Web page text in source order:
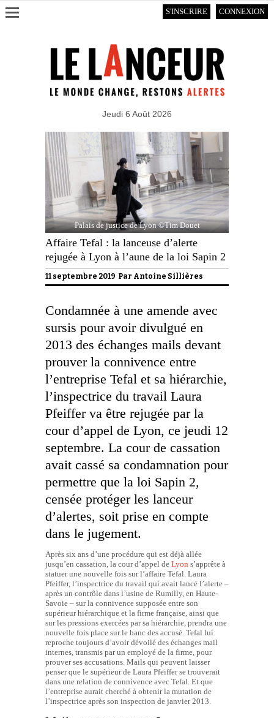
S'INSCRIRE CONNEXION
Jeudi 6 Août 2026
Palais de justice de Lyon ©Tim Douet
Affaire Tefal : la lanceuse d’alerte
rejugée à Lyon à l’aune de la loi Sapin 2
11 septembre 2019 Par Antoine Sillières
Condamnée à une amende avec
sursis pour avoir divulgué en
2013 des échanges mails devant
prouver la connivence entre
l’entreprise Tefal et sa hiérarchie,
l’inspectrice du travail Laura
Pfeiffer va être rejugée par la
cour d’appel de Lyon, ce jeudi 12
septembre. La cour de cassation
avait cassé sa condamnation pour
permettre que la loi Sapin 2,
censée protéger les lanceur
d’alertes, soit prise en compte
dans le jugement.
Après six ans d’une procédure qui est déjà allée
jusqu’en cassation, la cour d’appel de Lyon s’apprête à
statuer une nouvelle fois sur l’affaire Tefal. Laura
Pfeiffer, l’inspectrice du travail qui avait lancé l’alerte –
après un contrôle dans l’usine de Rumilly, en Haute-
Savoie – sur la connivence supposée entre son
supérieur hiérarchique et la firme française, ainsi que
sur les pressions exercées par sa hiérarchie, prendra une
nouvelle fois place sur le banc des accusé. Tefal lui
reproche toujours d’avoir dévoilé des échanges mail
internes, transmis par un employé de la firme, pour
prouver ses accusations. Mails qui peuvent laisser
penser que le supérieur de Laura Pfeiffer se trouverait
dans une relation de connivence avec Tefal. Et que
l’entreprise aurait cherché à obtenir la mutation de
l’inspectrice après son inspection de janvier 2013.